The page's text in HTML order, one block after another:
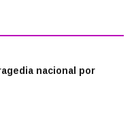
nacional por